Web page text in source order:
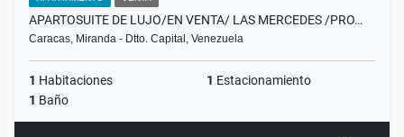
APARTOSUITE DE LUJO/EN VENTA/ LAS MERCEDES /PRO…
Caracas, Miranda - Dtto. Capital, Venezuela
1 Habitaciones 1 Estacionamiento
1 Baño